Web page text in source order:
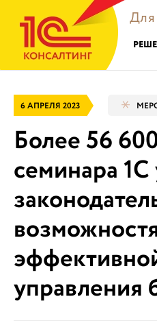
Для
6 АПРЕЛЯ 2023
Более 56
семинара
управления